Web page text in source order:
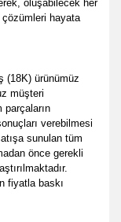
oluşabilecek her
hayata
(18K) ürünümüz
müşteri
verebilmesi
sunulan tüm
önce gerekli
fiyatla baskı